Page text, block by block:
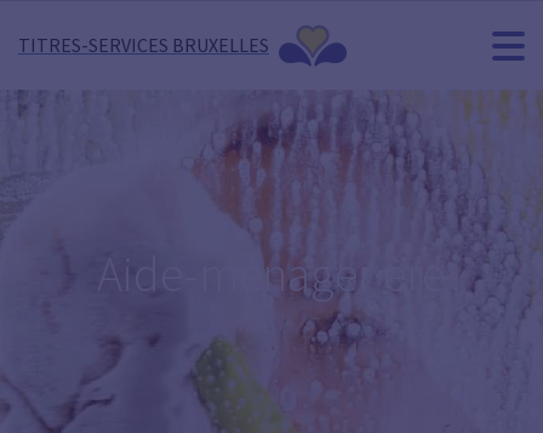
TITRES-SERVICES BRUXELLES
Aide-ménager·ère